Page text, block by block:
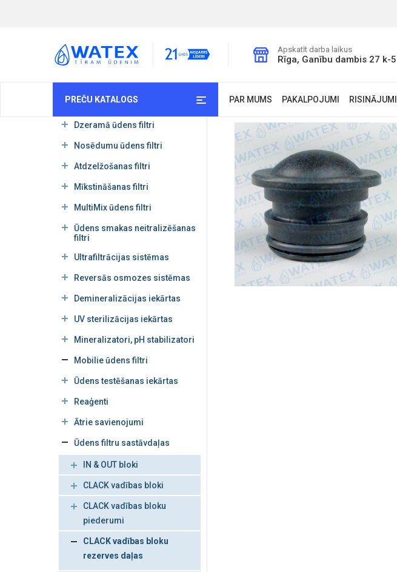
Apskatīt darba laikus
Rīga, Ganību dambis 27 k-5
PREČU KATALOGS PAR MUMS PAKALPOJUMI RISINĀJUMI
Dzeramā ūdens filtri
Nosēdumu ūdens filtri
Atdzelžošanas filtri
Mīkstināšanas filtri
MultiMix ūdens filtri
Ūdens smakas neitralizēšanas
filtri
Ultrafiltrācijas sistēmas
Reversās osmozes sistēmas
Demineralizācijas iekārtas
UV sterilizācijas iekārtas
Mineralizatori, pH stabilizatori
Mobilie ūdens filtri
Ūdens testēšanas iekārtas
Reaģenti
Ātrie savienojumi
Ūdens filtru sastāvdaļas
IN & OUT bloki
CLACK vadības bloki
CLACK vadības bloku
piederumi
CLACK vadības bloku
rezerves daļas